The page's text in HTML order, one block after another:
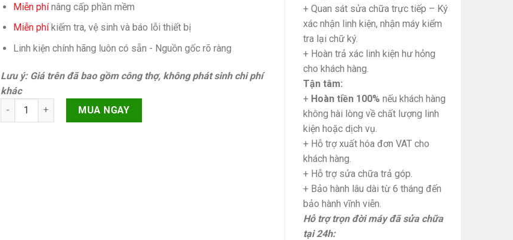
Miễn phínâng cấp phần mềm
Miễn phíkiếm tra, vệ sinh và báo lỗi thiết bị
Linh kiện chính hãng luôn có sẵn - Nguồn gốc rõ ràng
Lưu ý: Giá trên đã bao gồm công thợ, không phát sinh chi phí
khác
Camera sau Samsung Galaxy A06 5G (SM A066B) quantity
MUA NGAY
+ Quan sát sửa chữa trực tiếp – Ký
xác nhận linh kiện, nhận máy kiểm
tra lại chữ ký.
+ Hoàn trả xác linh kiện hư hỏng
cho khách hàng.
Tận tâm:
+ Hoàn tiền 100% nếu khách hàng
không hài lòng về chất lượng linh
kiện hoặc dịch vụ.
+ Hỗ trợ xuất hóa đơn VAT cho
khách hàng.
+ Hỗ trợ sửa chữa trả góp.
+ Bảo hành lâu dài từ 6 tháng đến
bảo hành vĩnh viễn.
Hỗ trợ trọn đời máy đã sửa chữa
tại 24h: